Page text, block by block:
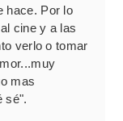
hace. Por lo
cine y a las
verlo o tomar
mas
sé".